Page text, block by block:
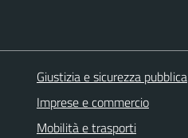
Giustizia e sicurezza pubblica
Imprese e commercio
Mobilità e trasporti